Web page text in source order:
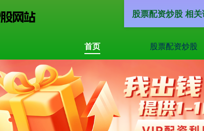
首页 股票配资炒股
股票配资炒股 相